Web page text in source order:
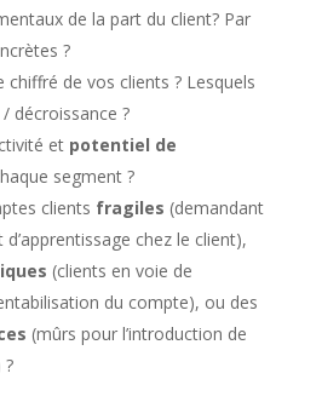
de la part du client? Par
?
chiffré de vos clients ? Lesquels
décroissance ?
et potentiel de
segment ?
clients fragiles (demandant
chez le client),
(clients en voie de
du compte), ou des
(mûrs pour l’introduction de